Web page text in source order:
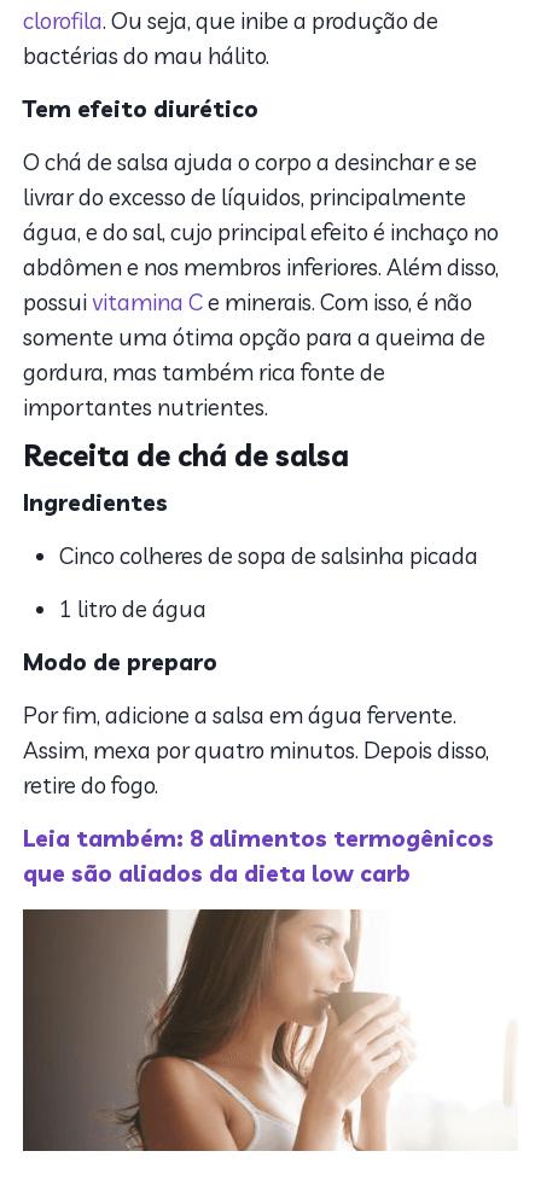
clorofila. Ou seja, que inibe a produção de
bactérias do mau hálito.
Tem efeito diurético
O chá de salsa ajuda o corpo a desinchar e se
livrar do excesso de líquidos, principalmente
água, e do sal, cujo principal efeito é inchaço no
abdômen e nos membros inferiores. Além disso,
possuivitamina Ce minerais. Com isso, é não
somente uma ótima opção para a queima de
gordura, mas também rica fonte de
importantes nutrientes.
Receita de chá de salsa
Ingredientes
Cinco colheres de sopa de salsinha picada
1 litro de água
Modo de preparo
Por fim, adicione a salsa em água fervente.
Assim, mexa por quatro minutos. Depois disso,
retire do fogo.
Leia também: 8 alimentos termogênicos
que são aliados da dieta low carb